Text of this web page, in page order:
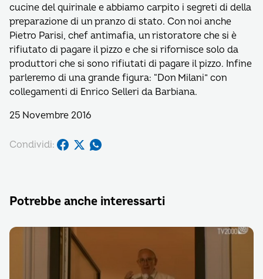
cucine del quirinale e abbiamo carpito i segreti di della
preparazione di un pranzo di stato. Con noi anche
Pietro Parisi, chef antimafia, un ristoratore che si è
rifiutato di pagare il pizzo e che si rifornisce solo da
produttori che si sono rifiutati di pagare il pizzo. Infine
parleremo di una grande figura: “Don Milani” con
collegamenti di Enrico Selleri da Barbiana.
25 Novembre 2016
Condividi:
Potrebbe anche interessarti